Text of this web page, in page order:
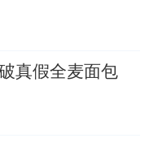
真假全麦面包